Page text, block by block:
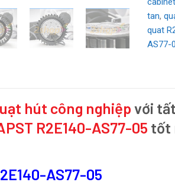
tan,
quat
AS77-
hút công nghiệpvới
R2E140-AS77-05 tốt
AS77-05